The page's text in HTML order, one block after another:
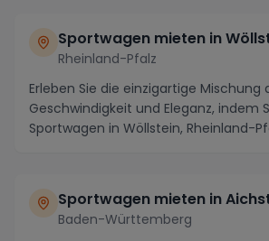
Sportwagen mieten in
Rheinland-Pfalz
Erleben Sie die einzigartige Mischung
Geschwindigkeit und Eleganz, indem
Sportwagen in Wöllstein, Rheinland-
Sportwagen mieten in
Baden-Württemberg